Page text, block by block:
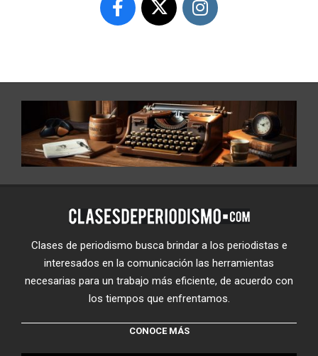
Clases de periodismo busca brindar a los periodistas e
interesados en la comunicación las herramientas
necesarias para un trabajo más eficiente, de acuerdo con
los tiempos que enfrentamos.
CONOCE MÁS